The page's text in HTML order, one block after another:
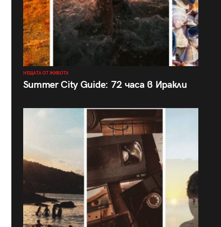
НЕЩАТА ОТ ЖИВОТА
Summer City Guide: 72 часа в Иракли